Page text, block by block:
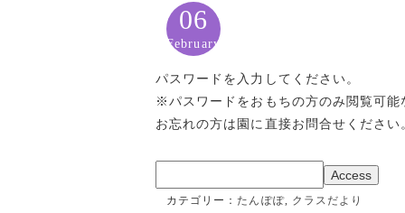
06
February
パスワードを入力してください。
※パスワードをおもちの方のみ閲覧可能
お忘れの方は園に直接お問合せください
カテゴリー：たんぽぽ, クラスだより